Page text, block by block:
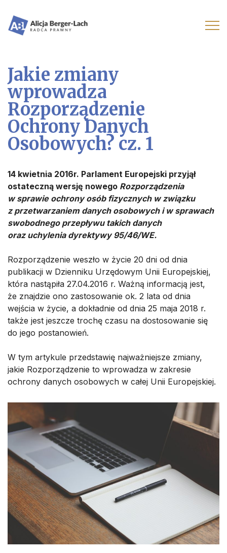
Jakie zmiany
wprowadza
Rozporządzenie
Ochrony Danych
Osobowych? cz. 1
14 kwietnia 2016r. Parlament Europejski przyjął
ostateczną wersję nowego Rozporządzenia
w sprawie ochrony osób fizycznych w związku
z przetwarzaniem danych osobowych i w sprawach
swobodnego przepływu takich danych
oraz uchylenia dyrektywy 95/46/WE.
Rozporządzenie weszło w życie 20 dni od dnia
publikacji w Dzienniku Urzędowym Unii Europejskiej,
która nastąpiła 27.04.2016 r. Ważną informacją jest,
że znajdzie ono zastosowanie ok. 2 lata od dnia
wejścia w życie, a dokładnie od dnia 25 maja 2018 r.
także jest jeszcze trochę czasu na dostosowanie się
do jego postanowień.
W tym artykule przedstawię najważniejsze zmiany,
jakie Rozporządzenie to wprowadza w zakresie
ochrony danych osobowych w całej Unii Europejskiej.